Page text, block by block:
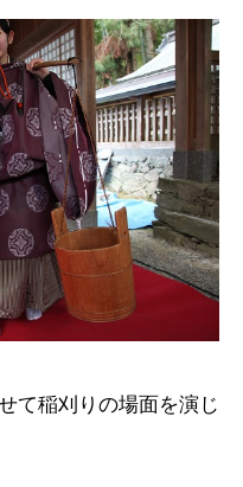
て稲刈りの場面を演じ